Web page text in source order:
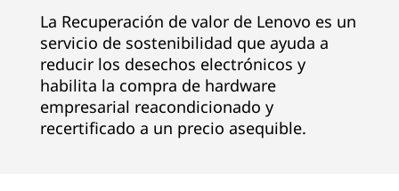
La Recuperación de valor de Lenovo es un
servicio de sostenibilidad que ayuda a
reducir los desechos electrónicos y
habilita la compra de hardware
empresarial reacondicionado y
recertificado a un precio asequible.